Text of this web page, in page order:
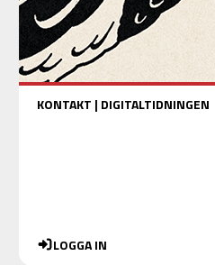
KONTAKT | DIGITALTIDNINGEN
LOGGA IN